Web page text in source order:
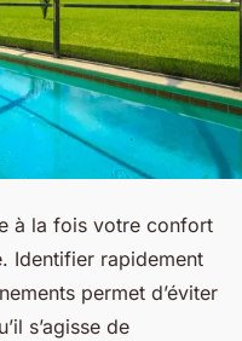
à la fois votre confort
Identifier rapidement
permet d’éviter
s’agisse de